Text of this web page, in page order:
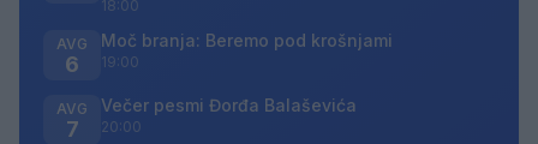
18:00
AVG
6
Moč branja: Beremo pod krošnjami
19:00
AVG
7
Večer pesmi Đorđa Balaševića
20:00